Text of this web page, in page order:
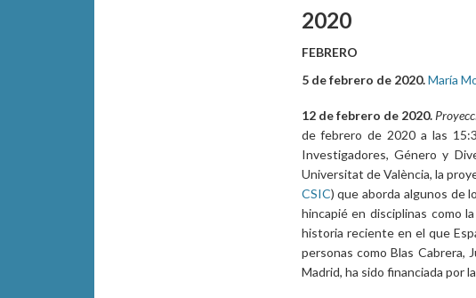
2020
FEBRERO
5 de febrero de 2020. María
12 de febrero de 2020.
de febrero de 2020 a las
Investigadores, Género y
Universitat de València, la
CSIC) que aborda algunos de
hincapié en disciplinas como
historia reciente en el que
personas como Blas Cabrera,
Madrid, ha sido financiada por